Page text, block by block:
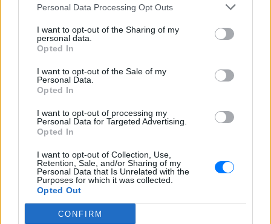
Personal Data Processing Opt Outs
I want to opt-out of the Sharing of my
personal data.
Opted In
I want to opt-out of the Sale of my
Personal Data.
Opted In
I want to opt-out of processing my
Personal Data for Targeted Advertising.
Opted In
I want to opt-out of Collection, Use,
Retention, Sale, and/or Sharing of my
Personal Data that Is Unrelated with the
Purposes for which it was collected.
Opted Out
CONFIRM
τη ζωή τους
ΧΤΕΣ
Μίσιγκαν που δημιουργεί πονοκέφαλο εκτός
από τον Λευκό Οίκο και στους Δημοκρατικούς
Ο γιατρός, πρώην αξιωματούχος δημόσιας υγείας και
έντονος επικριτής της ισραηλινής πολιτικής, κατάφερε να
ξεπεράσει μία πρωτοφανή οικονομική κινητοποίηση υπέρ
της αντιπάλου του, Χέιλι Στίβενς βασιζόμενος σε ένα
καθαρά αντικαθεστωτικό αφήγημα